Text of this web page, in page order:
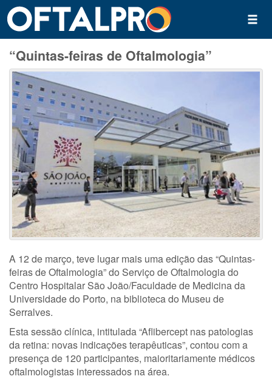
“Quintas-feiras de Oftalmologia”
A 12 de março, teve lugar mais uma edição das “Quintas-
feiras de Oftalmologia” do Serviço de Oftalmologia do
Centro Hospitalar São João/Faculdade de Medicina da
Universidade do Porto, na biblioteca do Museu de
Serralves.
Esta sessão clínica, intitulada “Aflibercept nas patologias
da retina: novas indicações terapêuticas”, contou com a
presença de 120 participantes, maioritariamente médicos
oftalmologistas interessados na área.